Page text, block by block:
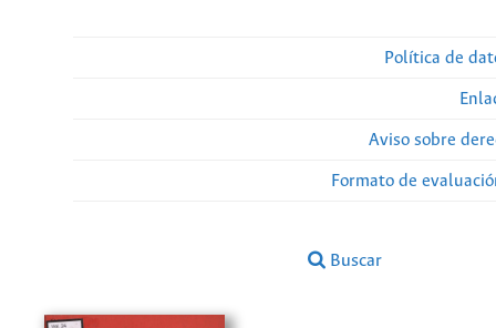
Política de
Aviso sobre
Formato de
Buscar